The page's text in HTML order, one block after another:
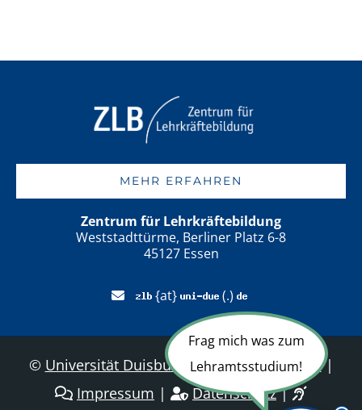
MEHR ERFAHREN
Zentrum für Lehrkräftebildung
Weststadttürme, Berliner Platz 6-8
45127 Essen
{at} (.)
© Universität Duisburg-Essen| Sitemap|
Impressum | Datenschutz|
Frag mich was zum
Lehramtsstudium!